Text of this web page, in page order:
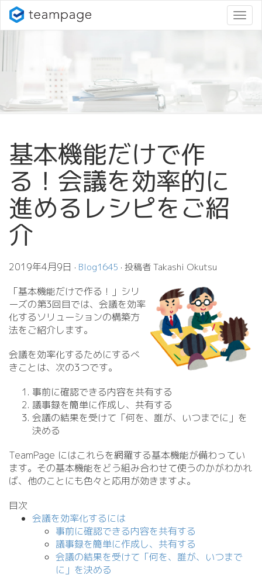
ナ
ビ
基本機能だけで作
る！会議を効率的に
進めるレシピをご紹
介
2019年4月9日 · Blog1645 · 投稿者 Takashi Okutsu
「基本機能だけで作る！」シリ
ーズの第3回目では、会議を効率
化するソリューションの構築方
法をご紹介します。
会議を効率化するためにするべ
きことは、次の3つです。
事前に確認できる内容を共有する
議事録を簡単に作成し、共有する
会議の結果を受けて「何を、誰が、いつまでに」を
決める
TeamPage にはこれらを網羅する基本機能が備わってい
ます。その基本機能をどう組み合わせて使うのかがわかれ
ば、他のことにも色々と応用が効きますよ。
目次
会議を効率化するには
事前に確認できる内容を共有する
議事録を簡単に作成し、共有する
会議の結果を受けて「何を、誰が、いつまで
に」を決める